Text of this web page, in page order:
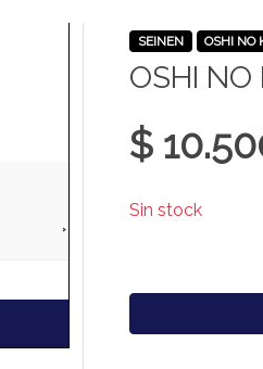
SEINEN OSHI NO
OSHI NO
$
Sin stock